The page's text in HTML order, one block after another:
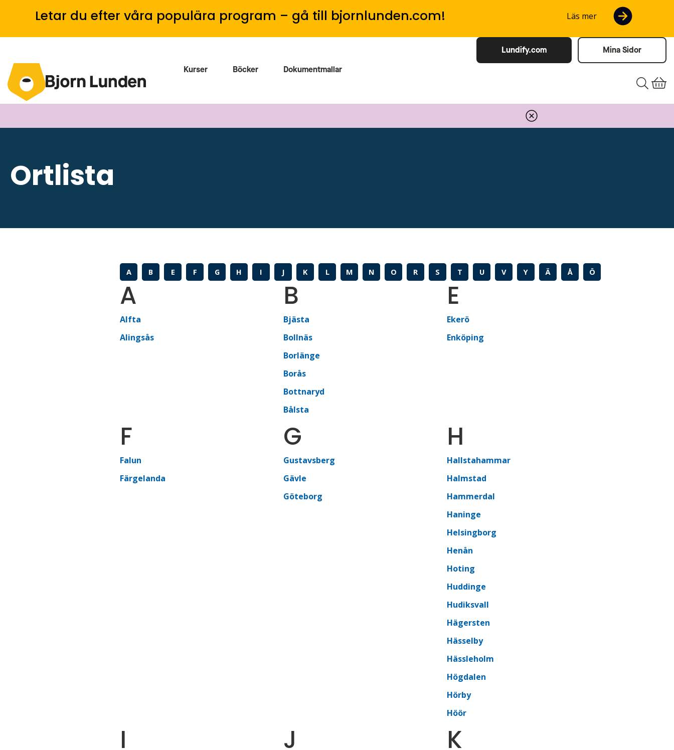
Letar du efter våra populära program – gå till bjornlunden.com! Läs mer
Kurser Böcker Dokumentmallar
Lundify.com Mina Sidor
Ortlista
A B E F G H I J K L M N O R S T U V Y Ä Å Ö
A
Alfta
Alingsås
B
Bjästa
Bollnäs
Borlänge
Borås
Bottnaryd
Bålsta
E
Ekerö
Enköping
F
Falun
Färgelanda
G
Gustavsberg
Gävle
Göteborg
H
Hallstahammar
Halmstad
Hammerdal
Haninge
Helsingborg
Henån
Hoting
Huddinge
Hudiksvall
Hägersten
Hässelby
Hässleholm
Högdalen
Hörby
Höör
I J K